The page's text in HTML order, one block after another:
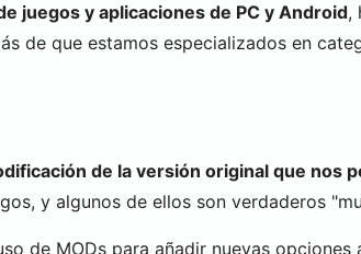
juegos y aplicaciones de PC y Android,
de que estamos especializados en
de la versión original que
y algunos de ellos son verdaderos
de MODs para añadir nuevas